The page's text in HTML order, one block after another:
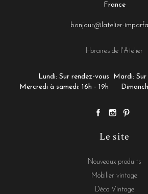
France
bonjour@latelier-
Horaires de l'Atelier
Lundi: Sur rendez-vous
Mardi: Sur
Mercredi à samedi: 16h - 19h
Le site
Nouveaux produits
Mobilier vintage
Déco Vintage